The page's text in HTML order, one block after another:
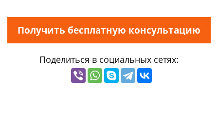
Получить бесплатную консультацию
Поделиться в социальных сетях: